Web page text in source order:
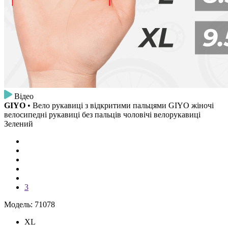
Відео
GIYO • Вело рукавиці з відкритими пальцями GIYO жіночі
велосипедні рукавиці без пальців чоловічі велорукавиці
Зелений
3
Модель: 71078
XL